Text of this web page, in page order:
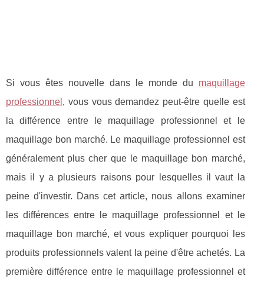
Si vous êtes nouvelle dans le monde du maquillage
professionnel , vous vous demandez peut-être quelle est
la différence entre le maquillage professionnel et le
maquillage bon marché. Le maquillage professionnel est
généralement plus cher que le maquillage bon marché,
mais il y a plusieurs raisons pour lesquelles il vaut la
peine d'investir. Dans cet article, nous allons examiner
les différences entre le maquillage professionnel et le
maquillage bon marché, et vous expliquer pourquoi les
produits professionnels valent la peine d'être achetés. La
première différence entre le maquillage professionnel et